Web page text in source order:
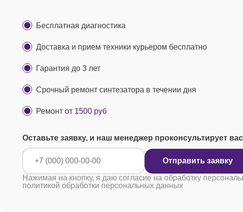
Бесплатная диагностика
Доставка и прием техники курьером бесплатно
Гарантия до 3 лет
Срочный ремонт синтезатора в течении дня
Ремонт от 1500 руб
Оставьте заявку, и наш менеджер проконсультирует
Отправить заявку
Нажимая на кнопку, я даю согласие на обработку
политикой обработки персональных данных